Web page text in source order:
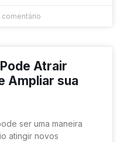
comentário
Atrair
Ampliar sua
ser uma maneira
atingir novos